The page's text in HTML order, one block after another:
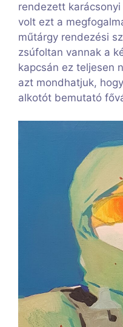
rendezett
volt ezt a
műtárgy rendezési
zsúfoltan vannak a
kapcsán ez teljesen
azt mondhatjuk,
alkotót bemutató